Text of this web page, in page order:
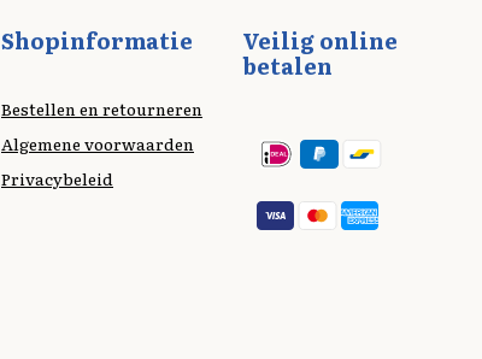
o
k
n
k
Shopinformatie
Bestellen en retourneren
Algemene voorwaarden
Privacybeleid
Veilig online
betalen